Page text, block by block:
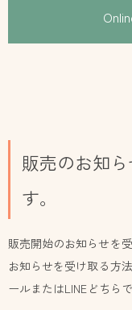
販売のお知
す。
販売開始のお知らせを
お知らせを受け取る方
ールまたはLINEどちらで